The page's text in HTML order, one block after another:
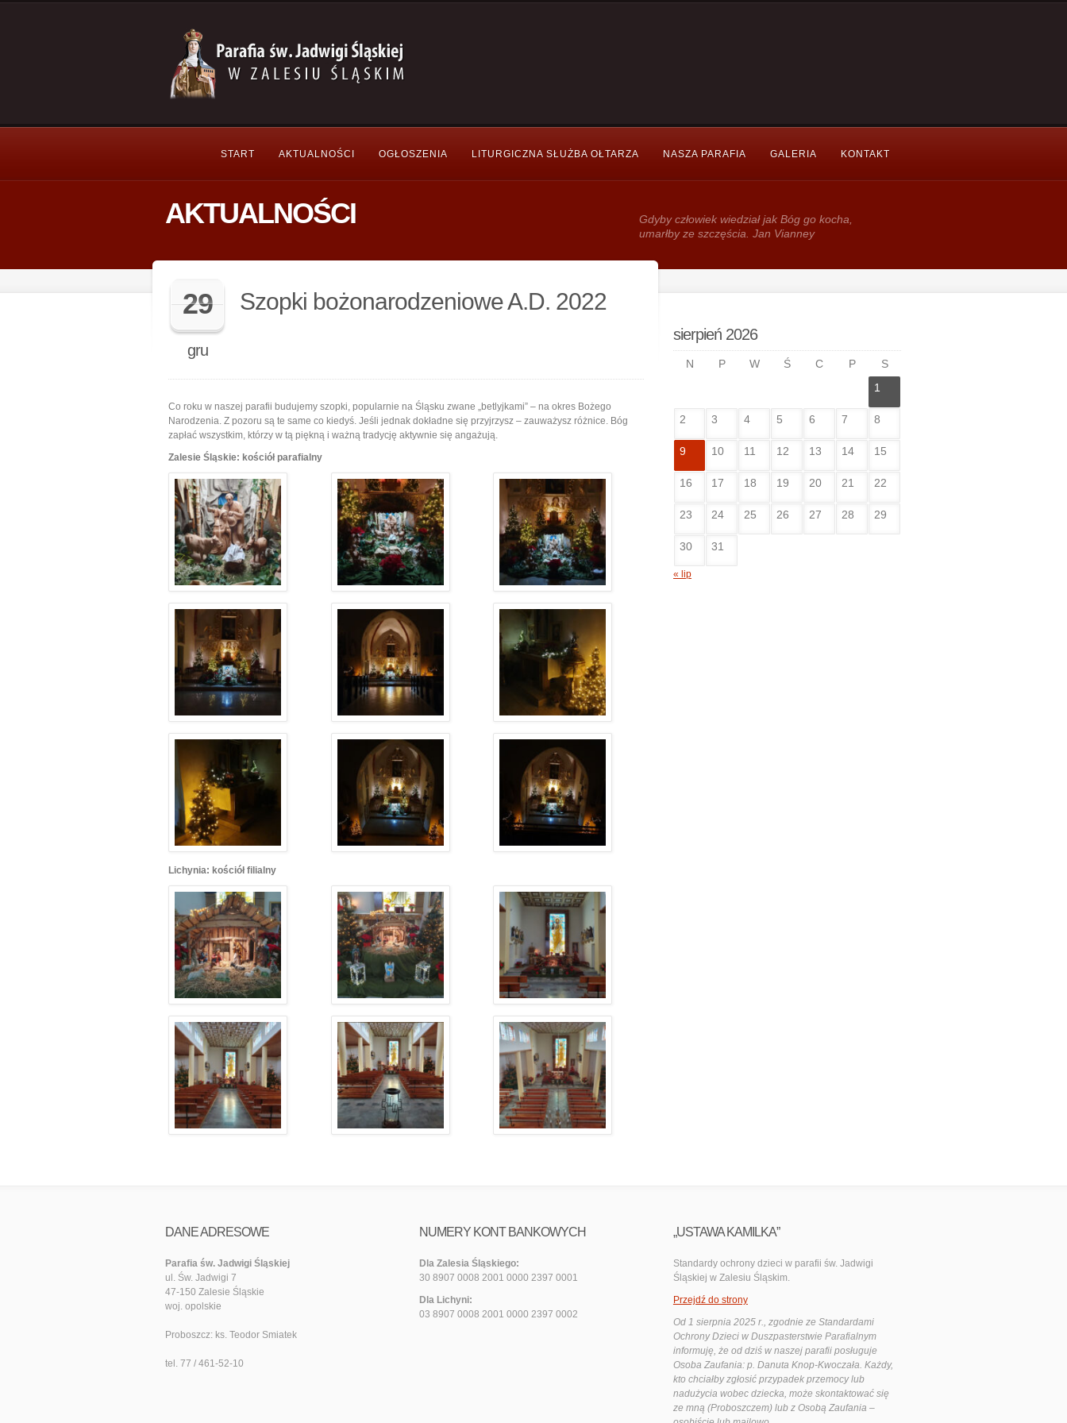
START AKTUALNOŚCI OGŁOSZENIA LITURGICZNA SŁUŻBA OŁTARZA NASZA PARAFIA GALERIA KONTAKT
AKTUALNOŚCI
Gdy­by człowiek wie­dział jak Bóg go kocha,
umarłby ze szczęścia. Jan Vianney
29
gru
Szopki bożonarodzeniowe A.D. 2022
Co roku w naszej parafii budujemy szopki, popularnie na Śląsku zwane „betlyjkami” – na okres Bożego
Narodzenia. Z pozoru są te same co kiedyś. Jeśli jednak dokładne się przyjrzysz – zauważysz różnice. Bóg
zapłać wszystkim, którzy w tą piękną i ważną tradycję aktywnie się angażują.
Zalesie Śląskie: kościół parafialny
Lichynia: kościół filialny
sierpień 2026
N P W Ś C P
S
1
2 3 4 5 6 7 8
9 10 11 12 13 14 15
16 17 18 19 20 21 22
23 24 25 26 27 28 29
30 31
« lip
DANE ADRESOWE
Parafia św. Jadwigi Śląskiej
ul. Św. Jadwigi 7
47-150 Zalesie Śląskie
woj. opolskie
Proboszcz: ks. Teodor Smiatek
tel. 77 / 461-52-10
NUMERY KONT BANKOWYCH
Dla Zalesia Śląskiego:
30 8907 0008 2001 0000 2397 0001
Dla Lichyni:
03 8907 0008 2001 0000 2397 0002
„USTAWA KAMILKA”
Standardy ochrony dzieci w parafii św. Jadwigi
Śląskiej w Zalesiu Śląskim.
Przejdź do strony
Od 1 sierpnia 2025 r., zgodnie ze Standardami
Ochrony Dzieci w Duszpasterstwie Parafialnym
informuję, że od dziś w naszej parafii posługuje
Osoba Zaufania: p. Danuta Knop-Kwoczała. Każdy,
kto chciałby zgłosić przypadek przemocy lub
nadużycia wobec dziecka, może skontaktować się
ze mną (Proboszczem) lub z Osobą Zaufania –